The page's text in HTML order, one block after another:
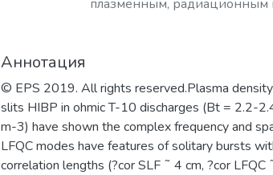
плазменным, радиационным
Аннотация
© EPS 2019. All rights reserved.Plasma
slits HIBP in ohmic T-10 discharges (Bt = 2.2-
m-3) have shown the complex frequency and
LFQC modes have features of solitary bursts
correlation lengths (?cor SLF ˜ 4 cm, ?cor LFQC